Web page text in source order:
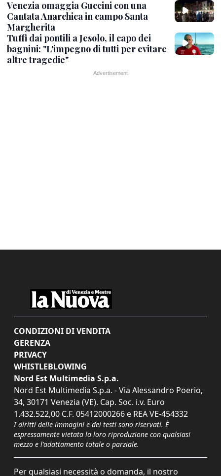
Venezia omaggia Guccini con una
Cantata Anarchica in campo Santa
Margherita
Tuffi dai pontili a Jesolo, il capo dei
bagnini: "L'impegno di tutti per evitare
altre tragedie"
CONDIZIONI DI VENDITA
GERENZA
PRIVACY
WHISTLEBLOWING
Nord Est Multimedia S.p.a.
Nord Est Multimedia S.p.a. - Via Alessandro Poerio,
34, 30171 Venezia (VE). Cap. Soc. i.v. Euro
1.432.522,00 C.F. 05412000266 e REA VE-454332
I diritti delle immagini e dei testi sono riservati. È
espressamente vietata la loro riproduzione con qualsiasi
mezzo e l'adattamento totale o parziale.
Per qualsiasi necessità o domanda, il nostro